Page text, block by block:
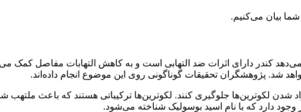
شما بیان می‌کنیم.
کندر دارای اثرات ضد التهابی است و به کاهش التهابات مفاصل کمک
شد. پژوهشگران تحقیقات گوناگونی روی این موضوع انجام داده‌اند.
شدن لکوترین‌ها جلوگیری کنند. لکوترین‌ها ترکیباتی هستند که باعث ملتهب
دارد که با نام اسید بوسولیک شناخته می‌شود.